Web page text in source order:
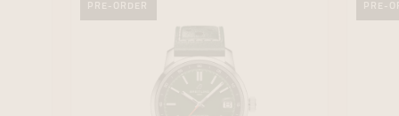
PRE-ORDER PRE-